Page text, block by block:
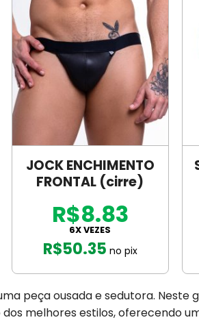
JOCK ENCHIMENTO
FRONTAL (cirre)
R$50.35 no pix
R$8.83
6X VEZES
peça ousada e sedutora. Neste
melhores estilos, oferecendo